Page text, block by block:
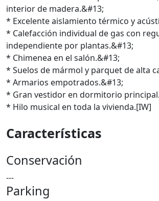
interior de madera.&#13;
* Excelente aislamiento térmico y
* Calefacción individual de gas con
independiente por plantas.&#13;
* Chimenea en el salón.&#13;
* Suelos de mármol y parquet de alta
* Armarios empotrados.&#13;
* Gran vestidor en dormitorio
* Hilo musical en toda la vivienda.[IW]
Características
Conservación
---
Parking